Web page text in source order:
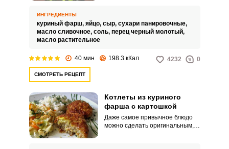
блюд.
ИНГРЕДИЕНТЫ
куриный фарш, яйцо, сыр, сухари панировочные,
масло сливочное, соль, перец черный молотый,
масло растительное
40 мин 198.3 кКал 4232 0
СМОТРЕТЬ РЕЦЕПТ
Котлеты из куриного
фарша с картошкой
Даже самое привычное блюдо
можно сделать оригинальным,